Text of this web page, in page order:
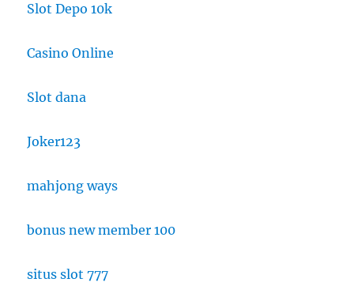
Slot Depo 10k
Casino Online
Slot dana
Joker123
mahjong ways
bonus new member 100
situs slot 777